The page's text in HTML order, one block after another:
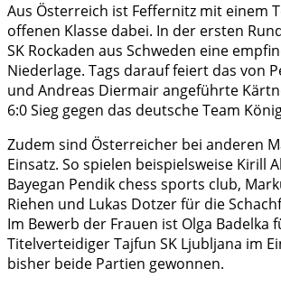
Aus Österreich ist Feffernitz mit einem
offenen Klasse dabei. In der ersten
SK Rockaden aus Schweden eine
Niederlage. Tags darauf feiert das von
und Andreas Diermair angeführte
6:0 Sieg gegen das deutsche Team
Zudem sind Österreicher bei anderen
Einsatz. So spielen beispielsweise Kirill
Bayegan Pendik chess sports club,
Riehen und Lukas Dotzer für die
Im Bewerb der Frauen ist Olga Badelka
Titelverteidiger Tajfun SK Ljubljana im
bisher beide Partien gewonnen.